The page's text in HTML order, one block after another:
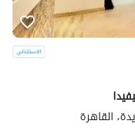
القاهرة